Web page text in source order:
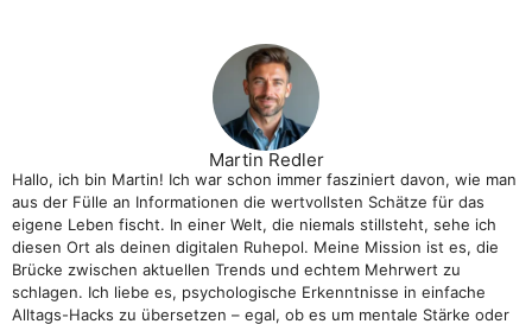
Martin Redler
Hallo, ich bin Martin! Ich war schon immer fasziniert davon, wie man
aus der Fülle an Informationen die wertvollsten Schätze für das
eigene Leben fischt. In einer Welt, die niemals stillsteht, sehe ich
diesen Ort als deinen digitalen Ruhepol. Meine Mission ist es, die
Brücke zwischen aktuellen Trends und echtem Mehrwert zu
schlagen. Ich liebe es, psychologische Erkenntnisse in einfache
Alltags-Hacks zu übersetzen – egal, ob es um mentale Stärke oder